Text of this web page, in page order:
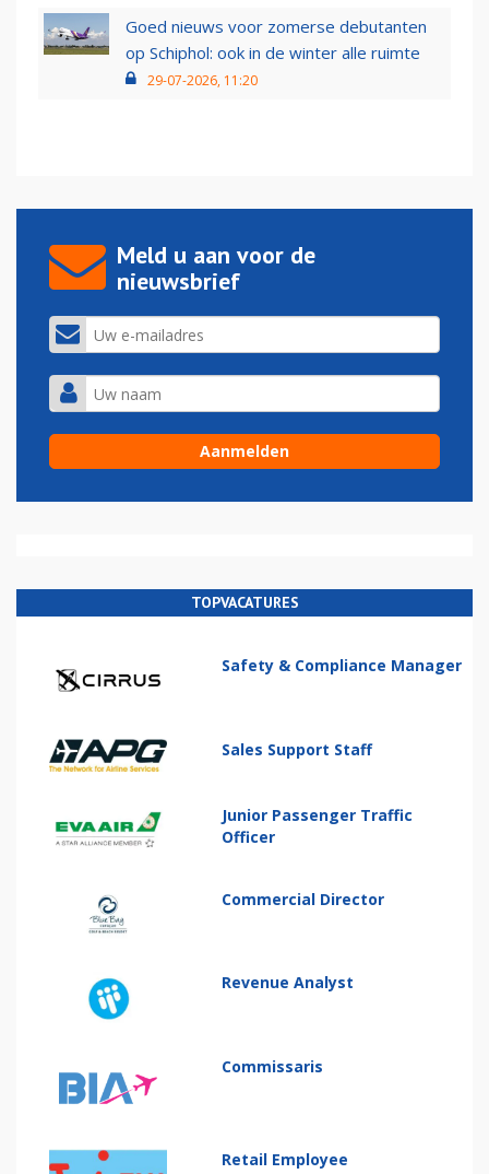
Goed nieuws voor zomerse debutanten
op Schiphol: ook in de winter alle ruimte
29-07-2026, 11:20
Meld u aan voor de
nieuwsbrief
TOPVACATURES
Safety & Compliance Manager
Sales Support Staff
Junior Passenger Traffic
Officer
Commercial Director
Revenue Analyst
Commissaris
Retail Employee